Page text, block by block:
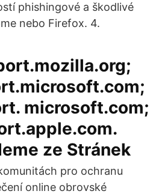
phishingové a škodlivé
nebo Firefox. 4.
microsoft.com;
ze Stránek
pro ochranu
online obrovské